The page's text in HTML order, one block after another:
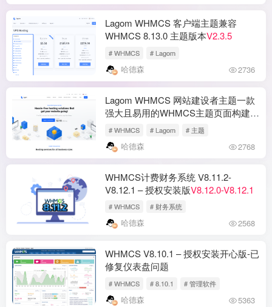
Lagom WHMCS 客户端主题兼容
WHMCS 8.13.0 主题版本V2.3.5
# WHMCS # Lagom
哈德森 2736
Lagom WHMCS 网站建设者主题一款
强大且易用的WHMCS主题页面构建器
1.0.4
# WHMCS # Lagom # 主题
哈德森 2768
WHMCS计费财务系统 V8.11.2-
V8.12.1 – 授权安装版V8.12.0-V8.12.1
# WHMCS # 财务系统
哈德森 2568
WHMCS V8.10.1 – 授权安装开心版-已
修复仪表盘问题
# WHMCS # 8.10.1 # 管理软件
哈德森 5363